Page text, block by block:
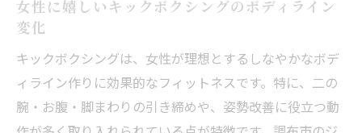
女性に嬉しいキックボクシングのボディライン
変化
キックボクシングは、女性が理想とするしなやかなボデ
ィライン作りに効果的なフィットネスです。特に、二の
腕・お腹・脚まわりの引き締めや、姿勢改善に役立つ動